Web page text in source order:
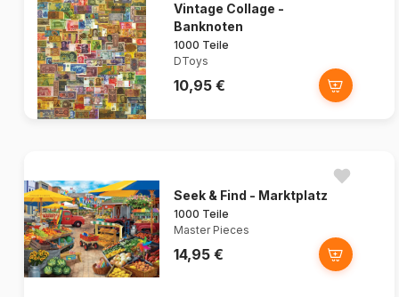
Vintage Collage -
Banknoten
1000 Teile
DToys
10,95 €
Seek & Find - Marktplatz
1000 Teile
Master Pieces
14,95 €